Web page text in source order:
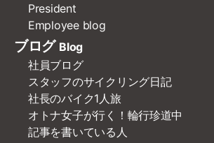
President
Employee blog
ブログ Blog
社員ブログ
スタッフのサイクリング日記
社長のバイク1人旅
オトナ女子が行く！輪行珍道中
記事を書いている人